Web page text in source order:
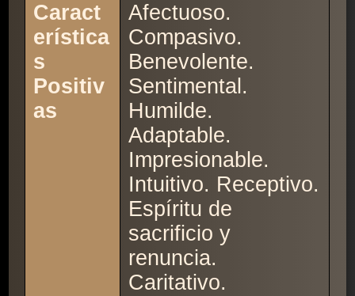
Caract
erística
s
Positiv
as
Afectuoso.
Compasivo.
Benevolente.
Sentimental.
Humilde.
Adaptable.
Impresionable.
Intuitivo. Receptivo.
Espíritu de
sacrificio y
renuncia.
Caritativo.